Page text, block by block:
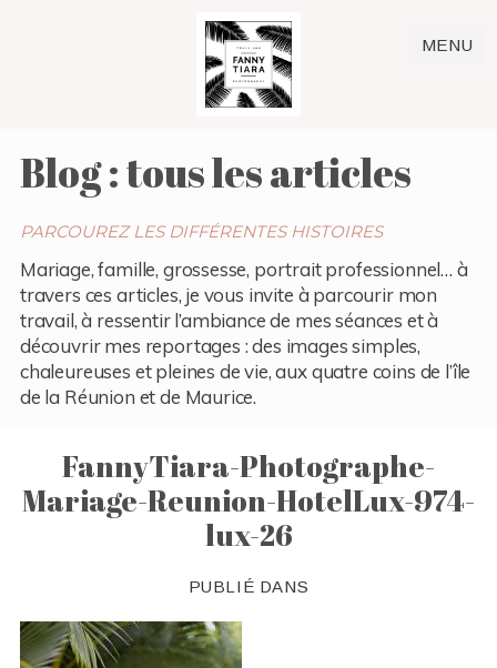
MENU
Blog : tous les articles
PARCOUREZ LES DIFFÉRENTES HISTOIRES
Mariage, famille, grossesse, portrait professionnel… à
travers ces articles, je vous invite à parcourir mon
travail, à ressentir l’ambiance de mes séances et à
découvrir mes reportages : des images simples,
chaleureuses et pleines de vie, aux quatre coins de l’île
de la Réunion et de Maurice.
FannyTiara-Photographe-
Mariage-Reunion-HotelLux-974-
lux-26
PUBLIÉ DANS